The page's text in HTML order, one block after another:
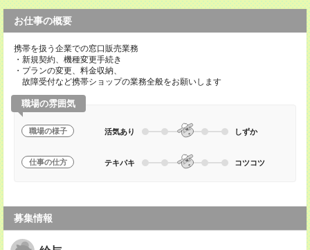
お仕事の概要
携帯を扱う企業での窓口販売業務
・新規契約、機種変更手続き
・プランの変更、料金収納、
故障受付など携帯ショップの業務全般をお願いします
職場の雰囲気
職場の様子 活気あり しずか
仕事の仕方 テキパキ コツコツ
募集情報